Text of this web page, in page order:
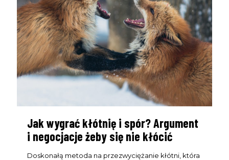
Jak wygrać kłótnię i spór? Argument
i negocjacje żeby się nie kłócić
Doskonałą metoda na przezwyciężanie kłótni, która